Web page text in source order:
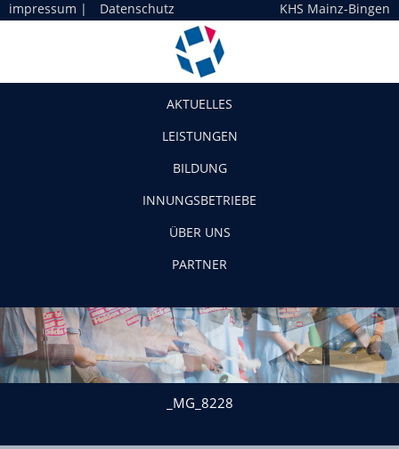
impressum | Datenschutz KHS Mainz-Bingen
AKTUELLES
LEISTUNGEN
BILDUNG
INNUNGSBETRIEBE
ÜBER UNS
PARTNER
_MG_8228